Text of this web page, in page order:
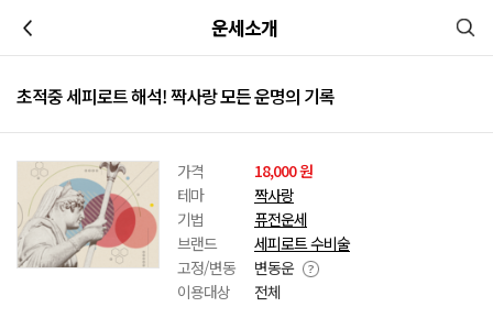
운세소개
초적중 세피로트 해석! 짝사랑 모든 운명의 기록
가격
18,000 원
테마
짝사랑
기법
퓨전운세
브랜드
세피로트 수비술
고정/변동
변동운
이용대상
전체